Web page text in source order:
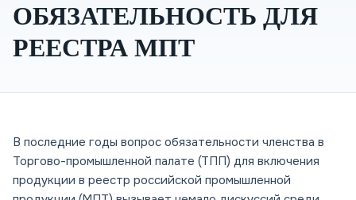
ОБЯЗАТЕЛЬНОСТЬ ДЛЯ
РЕЕСТРА МПТ
В последние годы вопрос обязательности членства в
Торгово-промышленной палате (ТПП) для включения
продукции в реестр российской промышленной